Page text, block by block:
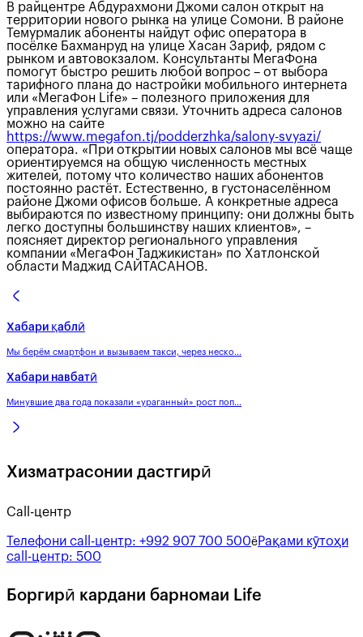
В райцентре Абдурахмони Джоми салон открыт на
территории нового рынка на улице Сомони. В районе
Темурмалик абоненты найдут офис оператора в
посёлке Бахманруд на улице Хасан Зариф, рядом с
рынком и автовокзалом. Консультанты МегаФона
помогут быстро решить любой вопрос – от выбора
тарифного плана до настройки мобильного интернета
или «МегаФон Life» – полезного приложения для
управления услугами связи. Уточнить адреса салонов
можно на сайте
https://www.megafon.tj/podderzhka/salony-svyazi/
оператора. «При открытии новых салонов мы всё чаще
ориентируемся на общую численность местных
жителей, потому что количество наших абонентов
постоянно растёт. Естественно, в густонаселённом
районе Джоми офисов больше. А конкретные адреса
выбираются по известному принципу: они должны быть
легко доступны большинству наших клиентов», –
поясняет директор регионального управления
компании «МегаФон Таджикистан» по Хатлонской
области Маджид САЙТАСАНОВ.
Хабари қаблӣ
Мы берём смартфон и вызываем такси, через неско...
Хабари навбатӣ
Минувшие два года показали «ураганный» рост поп...
Хизматрасонии дастгирӣ
Call-центр
Телефони call-центр: +992 907 700 500ёРақами кӯтоҳи
call-центр: 500
Боргирӣ кардани барномаи Life